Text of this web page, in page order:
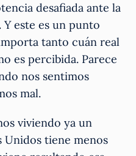
desafiada ante la
este es un punto
tanto cuán real
es percibida. Parece
nos sentimos
mal.
viviendo ya un
Unidos tiene menos